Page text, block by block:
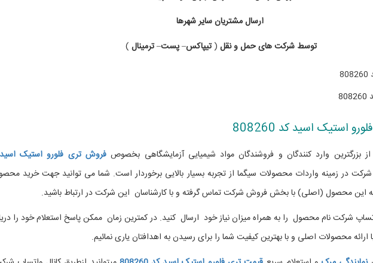
ارسالمشتریانسایرشهرها
توسط شرکت هایحملونقل(تیپاکس–پست–ترمینال)
اسید کد 808260
بزرگترین وارد کنندگان و فروشندگان مواد شیمیایی آزمایشگاهی بخصوصفروش تری فلورو استیک
در زمینه واردات محصولات سیگما از تجربه بسیار بالایی برخوردار است. شما می توانید جهت خرید
این محصول (اصلی) با بخش فروش شرکت تماس گرفته و با کارشناسان این شرکت در ارتباط باشید.
شرکت نام محصول را به همراه میزان نیاز خود ارسال کنید. در کمترین زمان ممکن پاسخ استعلام خود را
با ارائه محصولات اصلی و با بهترین کیفیت شما را برای رسیدن به اهدافتان یاری نمائیم.